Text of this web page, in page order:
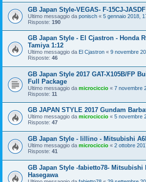
GB Japan Style-VEGAS- F-15CJ-
Ultimo messaggio da ponisch « 5 gennaio 2018,
Risposte: 190
GB Japan Style - El Cjastron - Honda
Tamiya 1:12
Ultimo messaggio da El Cjastron « 9 novembre
Risposte: 46
GB Japan Style 2017 GAT-X105B/FP
Full Package
Ultimo messaggio da microciccio « 7 novembre
Risposte: 11
GB JAPAN STYLE 2017 Gundam
Ultimo messaggio da microciccio « 5 novembre
Risposte: 47
GB Japan Style - lillino - Mitsubishi
Ultimo messaggio da microciccio « 2 ottobre
Risposte: 41
GB Japan Style -fabietto78- Mitsubishi
Hasegawa